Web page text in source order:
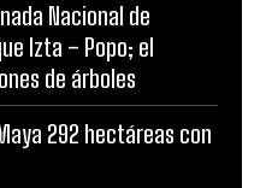
Nacional de
Izta – Popo; el
de árboles
292 hectáreas con